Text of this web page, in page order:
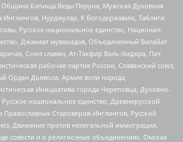
Община Капища Веды Перуна, Мужская Духовная
Инглингов, Нурджулар, К Богодержавию, Таблиги
Русское национальное единство, Национал-
Джамаат мувахидов, Объединенный Вилайат
Союз славян, Ат-Такфир Валь-Хиджра, Пит
рабочая партия России, Славянский союз,
Орден Дьявола, Армия воли народа,
Инициатива города Череповца, Духовно-
национальное единство, Древнерусской
Православных Староверов-Инглингов, Русский
Движение против нелегальной иммиграции,
совести и о религиозных объединениях, Омская